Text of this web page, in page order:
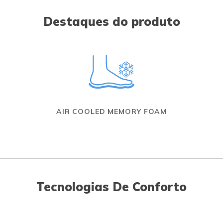
Destaques do produto
AIR COOLED MEMORY FOAM
Tecnologias De Conforto